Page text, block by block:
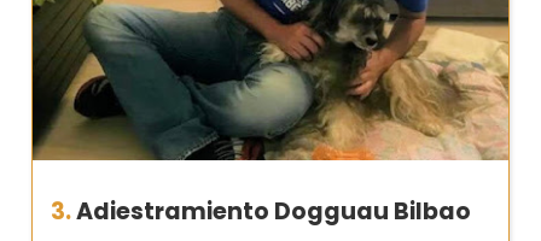
3.Adiestramiento Dogguau Bilbao